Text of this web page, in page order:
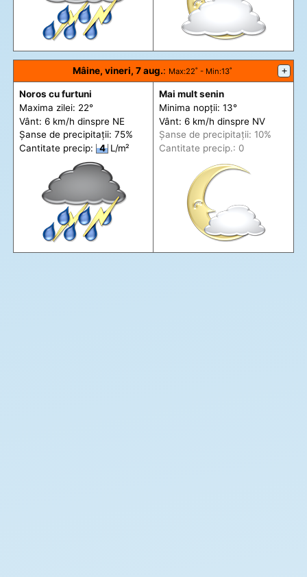
Mâine, vineri, 7 aug.: Max:22˚ - Min:13˚ +
Noros cu furtuni
Maxima zilei: 22°
Vânt: 6 km/h dinspre NE
Șanse de precipitații: 75%
Cantitate precip:
4 L/m²
Mai mult senin
Minima nopții: 13°
Vânt: 6 km/h dinspre NV
Șanse de precipitații: 10%
Cantitate precip.: 0